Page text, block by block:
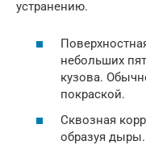
устранению.
небольших
кузова.
покраской.
Сквозная
образуя дыры.